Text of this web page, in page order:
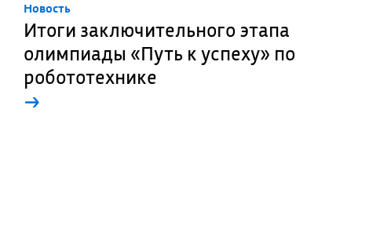
Новость
Итоги заключительного этапа
олимпиады «Путь к успеху» по
робототехнике
→